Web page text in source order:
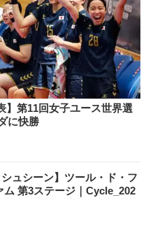
】第11回女子ユース世界選
に快勝
シュシーン】ツール・ド・フ
ム 第3ステージ｜Cycle_202